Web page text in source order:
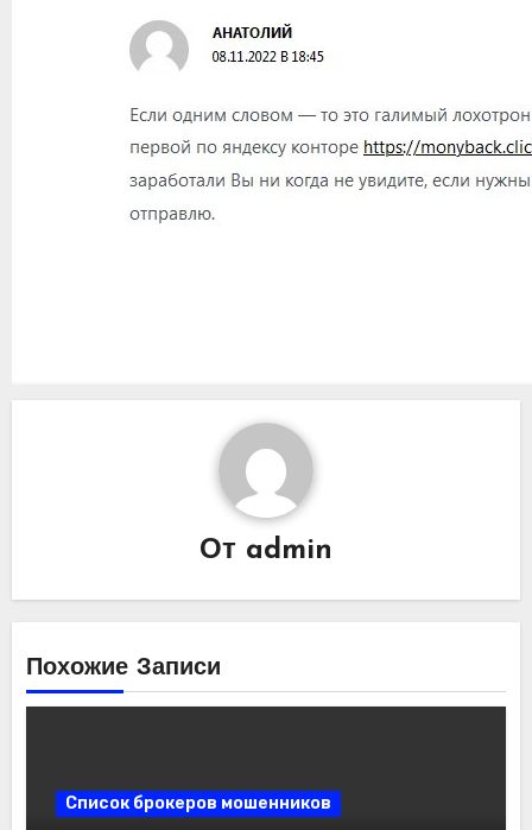
От admin
Похожие Записи
Список брокеров мошенников